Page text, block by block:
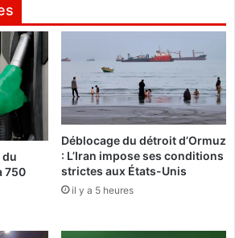
du
750
Déblocage du détroit d’Ormuz
: L’Iran impose ses conditions
strictes aux États-Unis
il y a 5 heures